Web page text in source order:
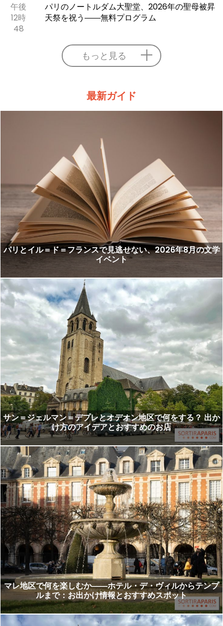
午後
12時
48
パリのノートルダム大聖堂、2026年の聖母被昇
天祭を祝う――無料プログラム
もっと見る
最新ガイド
パリとイル＝ド＝フランスで見逃せない、2026年8月の文学
イベント
サン＝ジェルマン＝デプレとオデオン地区で何をする？ 出か
け方のアイデアとおすすめのお店
マレ地区で何を楽しむか――ホテル・デ・ヴィルからテンプ
ルまで：お出かけ情報とおすすめスポット